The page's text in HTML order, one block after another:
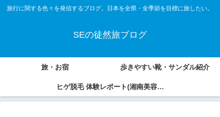
旅行に関する色々を発信するブログ。日本を全県・全季節を目標に旅したい。
SEの徒然旅ブログ
旅・お宿 歩きやすい靴・サンダル紹介
ヒゲ脱毛 体験レポート(湘南美容外